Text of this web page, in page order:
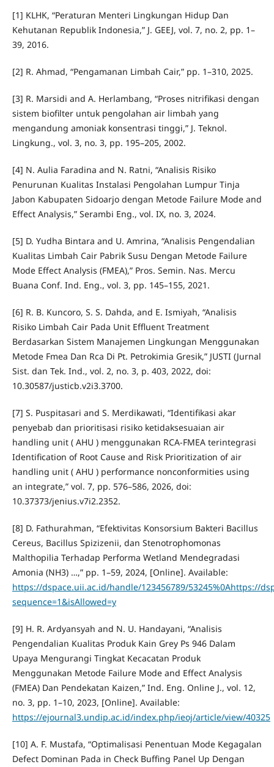
[1] KLHK, “Peraturan Menteri Lingkungan Hidup Dan
Kehutanan Republik Indonesia,” J. GEEJ, vol. 7, no. 2, pp. 1–
39, 2016.
[2] R. Ahmad, “Pengamanan Limbah Cair,” pp. 1–310, 2025.
[3] R. Marsidi and A. Herlambang, “Proses nitrifikasi dengan
sistem biofilter untuk pengolahan air limbah yang
mengandung amoniak konsentrasi tinggi,” J. Teknol.
Lingkung., vol. 3, no. 3, pp. 195–205, 2002.
[4] N. Aulia Faradina and N. Ratni, “Analisis Risiko
Penurunan Kualitas Instalasi Pengolahan Lumpur Tinja
Jabon Kabupaten Sidoarjo dengan Metode Failure Mode and
Effect Analysis,” Serambi Eng., vol. IX, no. 3, 2024.
[5] D. Yudha Bintara and U. Amrina, “Analisis Pengendalian
Kualitas Limbah Cair Pabrik Susu Dengan Metode Failure
Mode Effect Analysis (FMEA),” Pros. Semin. Nas. Mercu
Buana Conf. Ind. Eng., vol. 3, pp. 145–155, 2021.
[6] R. B. Kuncoro, S. S. Dahda, and E. Ismiyah, “Analisis
Risiko Limbah Cair Pada Unit Effluent Treatment
Berdasarkan Sistem Manajemen Lingkungan Menggunakan
Metode Fmea Dan Rca Di Pt. Petrokimia Gresik,” JUSTI (Jurnal
Sist. dan Tek. Ind., vol. 2, no. 3, p. 403, 2022, doi:
10.30587/justicb.v2i3.3700.
[7] S. Puspitasari and S. Merdikawati, “Identifikasi akar
penyebab dan prioritisasi risiko ketidaksesuaian air
handling unit ( AHU ) menggunakan RCA-FMEA terintegrasi
Identification of Root Cause and Risk Prioritization of air
handling unit ( AHU ) performance nonconformities using
an integrate,” vol. 7, pp. 576–586, 2026, doi:
10.37373/jenius.v7i2.2352.
[8] D. Fathurahman, “Efektivitas Konsorsium Bakteri Bacillus
Cereus, Bacillus Spizizenii, dan Stenotrophomonas
Malthopilia Terhadap Performa Wetland Mendegradasi
Amonia (NH3) …,” pp. 1–59, 2024, [Online]. Available:
https://dspace.uii.ac.id/handle/123456789/53245%0Ahttps://
sequence=1&isAllowed=y
[9] H. R. Ardyansyah and N. U. Handayani, “Analisis
Pengendalian Kualitas Produk Kain Grey Ps 946 Dalam
Upaya Mengurangi Tingkat Kecacatan Produk
Menggunakan Metode Failure Mode and Effect Analysis
(FMEA) Dan Pendekatan Kaizen,” Ind. Eng. Online J., vol. 12,
no. 3, pp. 1–10, 2023, [Online]. Available:
https://ejournal3.undip.ac.id/index.php/ieoj/article/view/40325
[10] A. F. Mustafa, “Optimalisasi Penentuan Mode Kegagalan
Defect Dominan Pada in Check Buffing Panel Up Dengan